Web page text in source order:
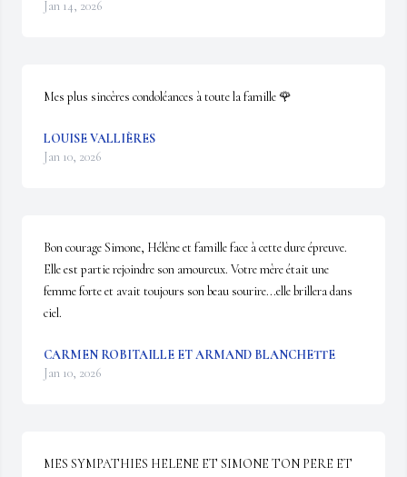
Jan 14, 2026
Mes plus sincères condoléances à toute la famille 🌹
LOUISE VALLIÈRES
Jan 10, 2026
Bon courage Simone, Hélène et famille face à cette dure épreuve.
Elle est partie rejoindre son amoureux. Votre mère était une
femme forte et avait toujours son beau sourire...elle brillera dans
ciel.
CARMEN ROBITAILLE ET ARMAND BLANCHETTE
Jan 10, 2026
MES SYMPATHIES HELENE ET SIMONE TON PERE ET